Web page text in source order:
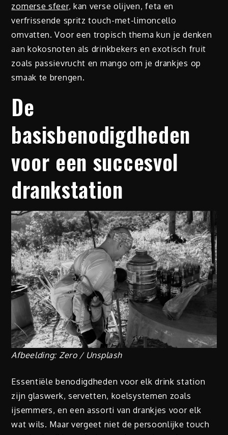
zomerse sfeer, kan verse olijven, feta en
verfrissende spritz touch-met-limoncello
omvatten. Voor een tropisch thema kun je denken
aan kokosnoten als drinkbekers en exotisch fruit
zoals passievrucht en mango om je drankjes op
smaak te brengen.
De
basisbenodigdheden
voor een succesvol
drankstation
Afbeelding: Zero / Unsplash
Essentiële benodigdheden voor elk drink station
zijn glaswerk, servetten, koelsystemen zoals
ijsemmers, en een assorti van drankjes voor elk
wat wils. Maar vergeet niet de persoonlijke touch